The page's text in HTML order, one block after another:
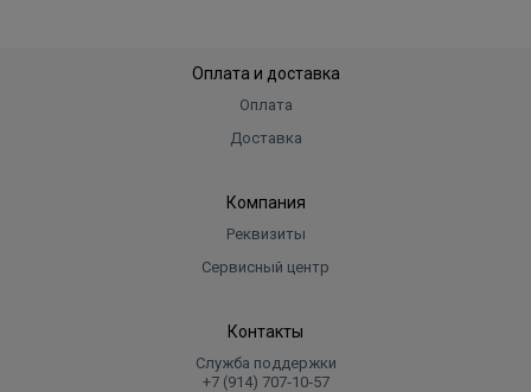
Оплата и доставка
Оплата
Доставка
Компания
Реквизиты
Сервисный центр
Контакты
Служба поддержки
+7 (914) 707‑10‑57